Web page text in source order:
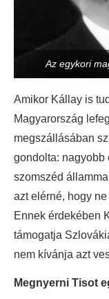
Az egykori
Amikor Kállay is
Magyarország
megszállásában
gondolta: nagyobb
szomszéd
azt elérné, hogy
Ennek érdekében
támogatja
nem kívánja azt
Megnyerni Tisot